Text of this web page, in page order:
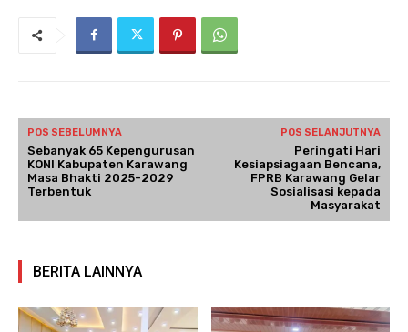
POS SEBELUMNYA
Sebanyak 65 Kepengurusan
KONI Kabupaten Karawang
Masa Bhakti 2025-2029
Terbentuk
POS SELANJUTNYA
Peringati Hari
Kesiapsiagaan Bencana,
FPRB Karawang Gelar
Sosialisasi kepada
Masyarakat
BERITA LAINNYA